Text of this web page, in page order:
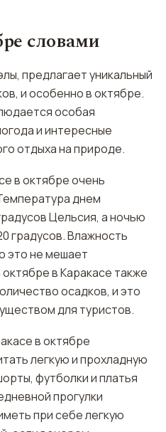
словами
предлагает уникальный
и особенно в октябре.
особая
и интересные
отдыха на природе.
в октябре очень
днем
Цельсия, а ночью
градусов. Влажность
это не мешает
в Каракасе также
осадков, и это
для туристов.
в октябре
легкую и прохладную
футболки и платья
прогулки
при себе легкую